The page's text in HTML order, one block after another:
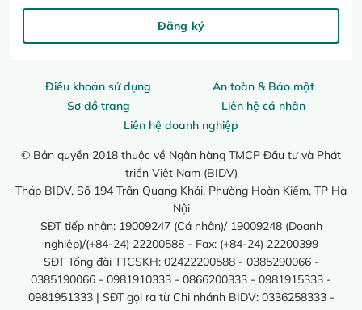
Điều khoản sử dụng
An toàn & Bảo mật
Sơ đồ trang
Liên hệ cá nhân
Liên hệ doanh nghiệp
© Bản quyền 2018 thuộc về Ngân hàng TMCP Đầu tư và Phát
triển Việt Nam (BIDV)
Tháp BIDV, Số 194 Trần Quang Khải, Phường Hoàn Kiếm, TP Hà
Nội
SĐT tiếp nhận: 19009247 (Cá nhân)/ 19009248 (Doanh
nghiệp)/(+84-24) 22200588 - Fax: (+84-24) 22200399
SĐT Tổng đài TTCSKH: 02422200588 - 0385290066 -
0385190066 - 0981910333 - 0866200333 - 0981915333 -
0981951333 | SĐT gọi ra từ Chi nhánh BIDV: 0336258333 -
Đăng ký